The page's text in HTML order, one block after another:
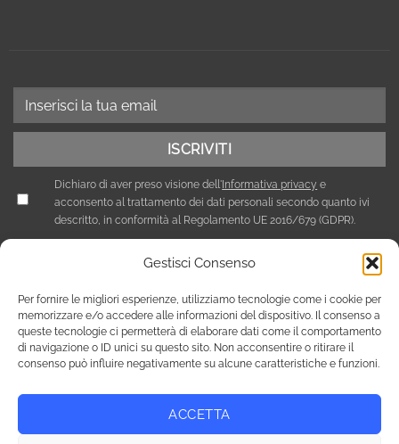
Gestisci Consenso
Per fornire le migliori esperienze, utilizziamo tecnologie come i cookie per
memorizzare e/o accedere alle informazioni del dispositivo. Il consenso a
queste tecnologie ci permetterà di elaborare dati come il comportamento
di navigazione o ID unici su questo sito. Non acconsentire o ritirare il
consenso può influire negativamente su alcune caratteristiche e funzioni.
ACCETTA
Dichiaro di aver preso visione dell' Informativa privacy e
acconsento al trattamento dei dati personali secondo quanto ivi
descritto, in conformità al Regolamento UE 2016/679 (GDPR).
Privacy Policy Cookie Policy (UE)